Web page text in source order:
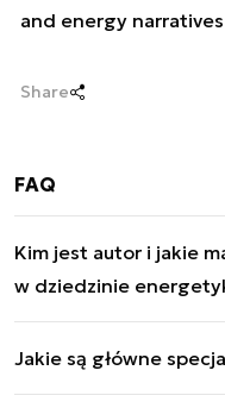
and energy narratives
Share
FAQ
Kim jest autor i jakie
w dziedzinie
ds. energetyki i
doktorantka SGH
Jakie są główne